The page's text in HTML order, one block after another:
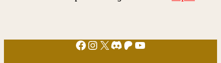
Facebook
Instagram
X Discord
Patreon
YouTube